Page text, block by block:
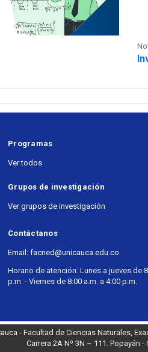
Programas
Ver todos
Grupos de investigación
Ver grupos de investigación
Contáctanos
Email: facned@unicauca.edu.co
Horario de atención: Lunes a jueves de
p.m. - Viernes de 8:00 a.m. a 4:00 p.m.
- Facultad de Ciencias Naturales,
Carrera 2A Nº 3N – 111. Popayán